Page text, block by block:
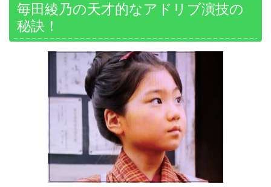
毎田綾乃の天才的なアドリブ演技の
秘訣！